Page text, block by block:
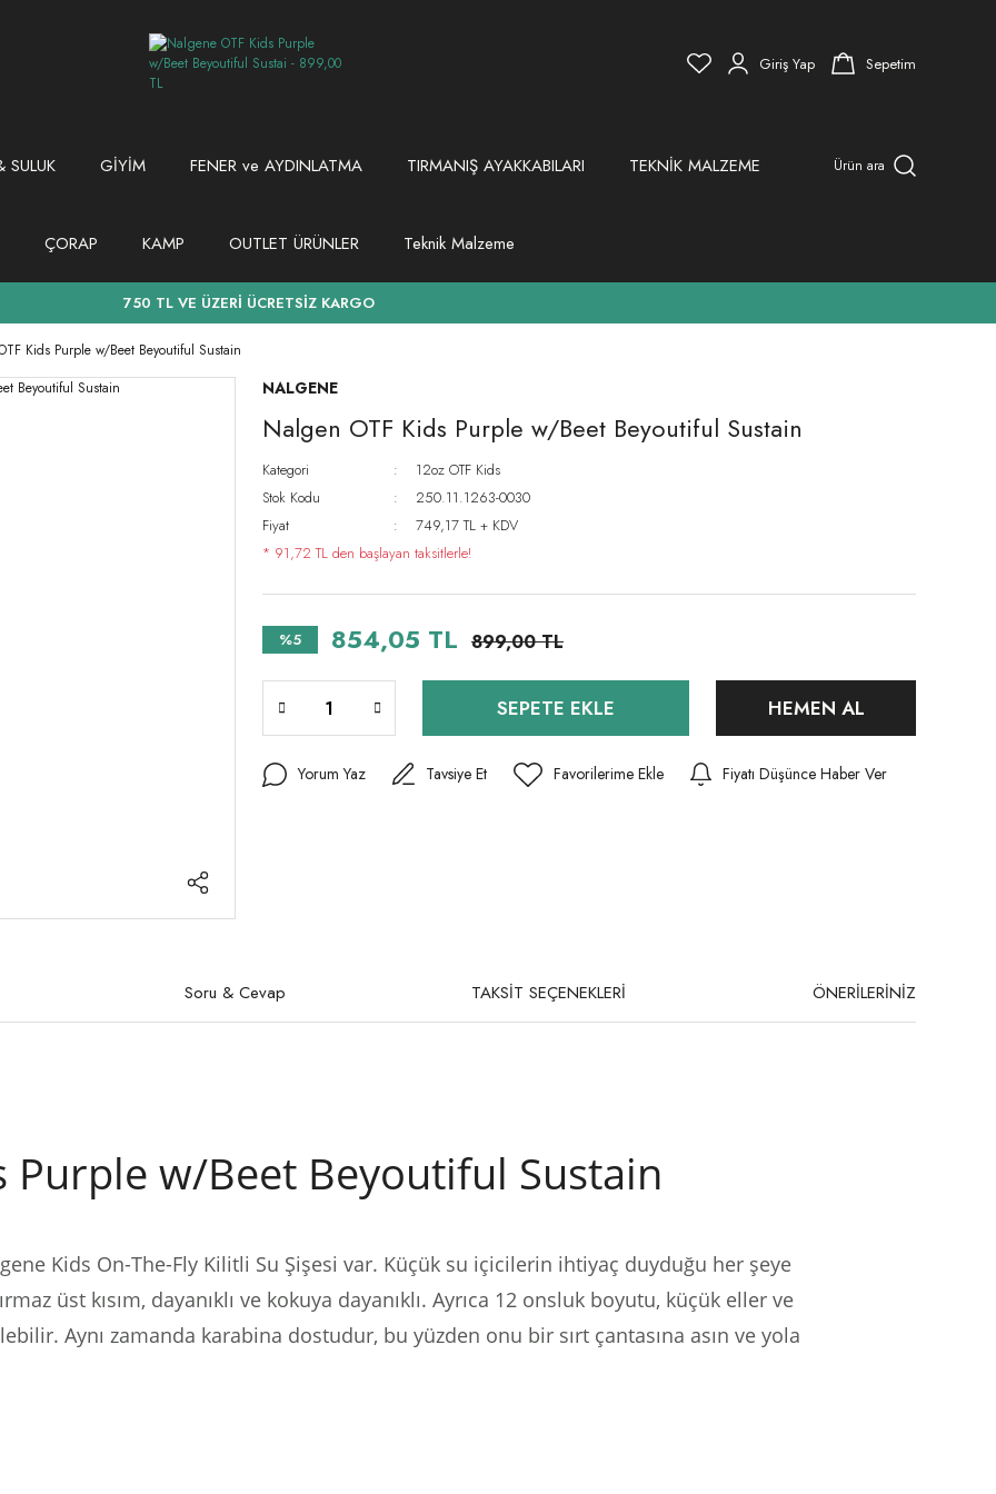
Giriş Yap Sepetim
GİYİM FENER ve AYDINLATMA TIRMANIŞ AYAKKABILARI TEKNİK MALZEME
ÇORAP KAMP OUTLET ÜRÜNLER Teknik Malzeme
Ürün ara
750 TL VE ÜZERİ ÜCRETSİZ KARGO
Kids Purple w/Beet Beyoutiful Sustain
NALGENE
Nalgen OTF Kids Purple w/Beet Beyoutiful Sustain
Kategori
12oz OTF Kids
Stok Kodu
250.11.1263-0030
Fiyat
749,17 TL + KDV
* 91,72 TL den başlayan taksitlerle!
%5 854,05 TL 899,00 TL
SEPETE EKLE HEMEN AL
Yorum Yaz Tavsiye Et Fiyatı Düşünce Haber Ver
Soru & Cevap TAKSİT SEÇENEKLERİ ÖNERİLERİNİZ
Purple w/Beet Beyoutiful Sustain
Kids On-The-Fly Kilitli Su Şişesi var. Küçük su içicilerin ihtiyaç duyduğu her şeye
üst kısım, dayanıklı ve kokuya dayanıklı. Ayrıca 12 onsluk boyutu, küçük eller ve
Aynı zamanda karabina dostudur, bu yüzden onu bir sırt çantasına asın ve yola